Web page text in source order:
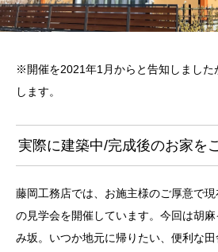
※開催を2021年1月からと告知しました
します。
実際に建築中/完成後のお家を
藤岡工務店では、お施主様のご厚意で
の見学会を開催しています。今回は胡
み坂。いつか地元に帰りたい、便利な